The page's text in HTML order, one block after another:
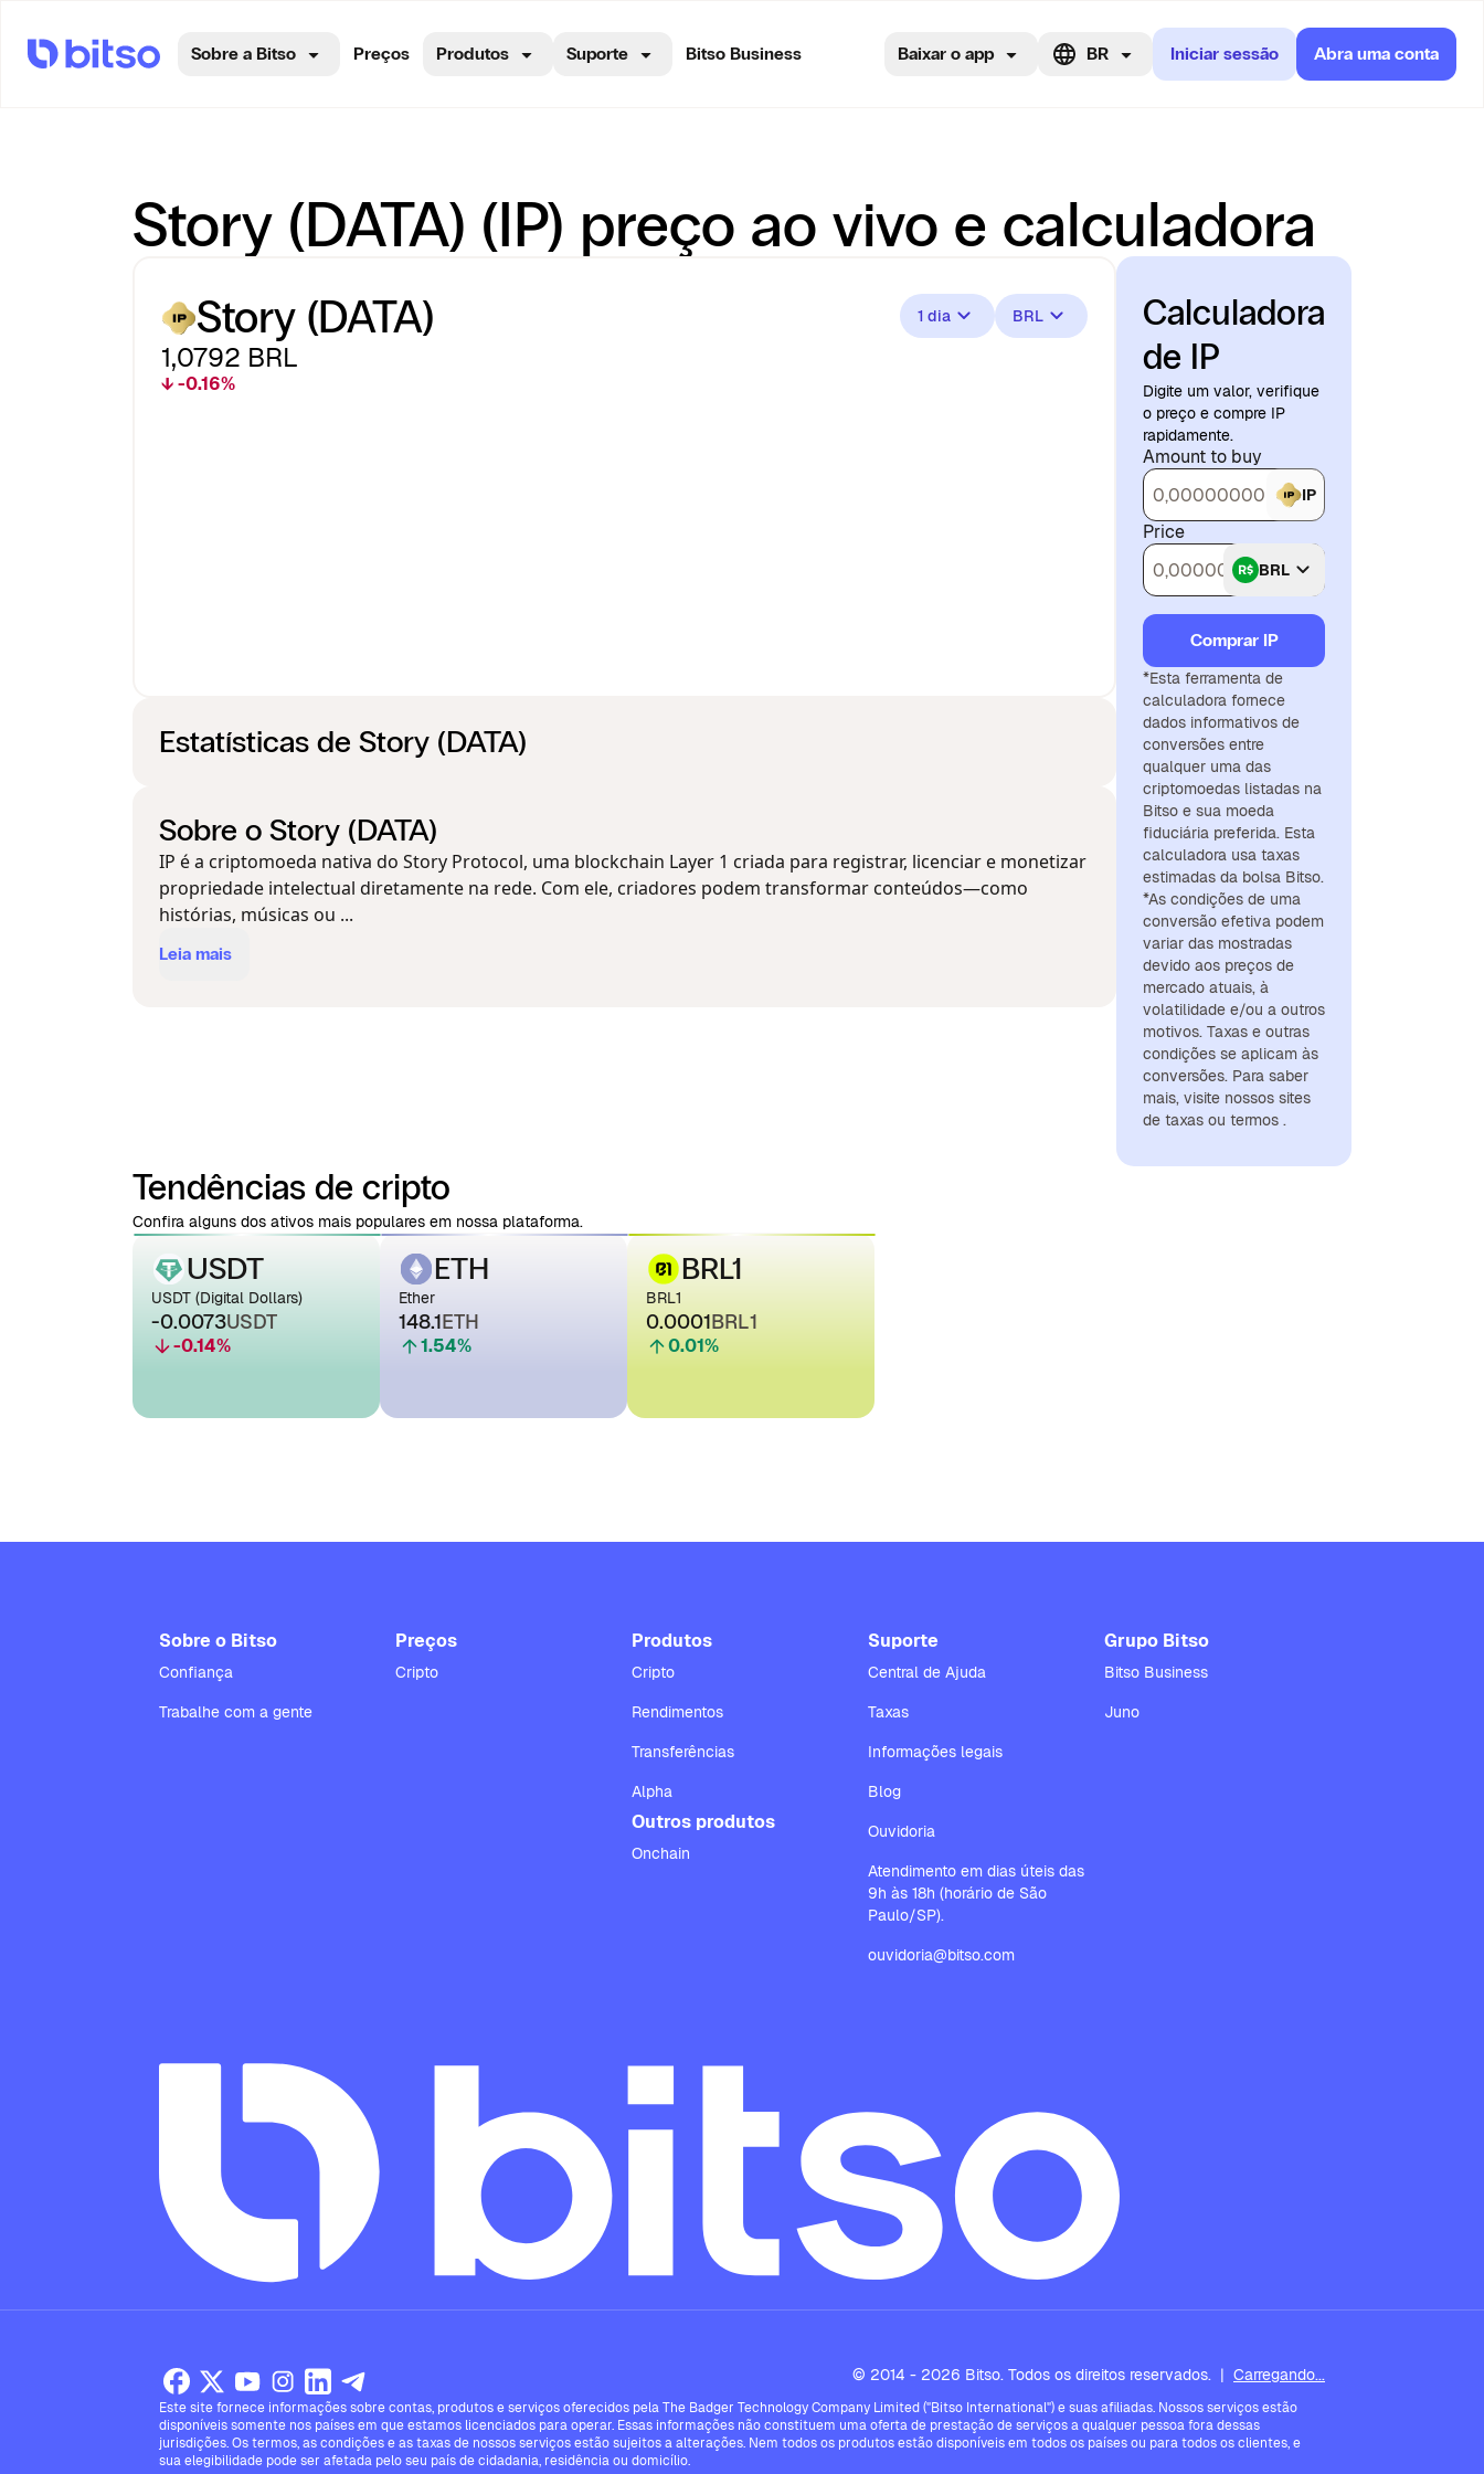
Sobre a Bitso Preços Produtos Suporte Bitso Business Baixar o app BR Iniciar sessão Abra uma conta
Story (DATA) (IP) preço ao vivo e calculadora
Story (DATA)
1,0792 BRL
↓ -0.16%
1 dia BRL
Estatísticas de Story (DATA)
Sobre o Story (DATA)
IP é a criptomoeda nativa do Story Protocol, uma blockchain Layer 1 criada para registrar, licenciar e monetizar
propriedade intelectual diretamente na rede. Com ele, criadores podem transformar conteúdos—como
histórias, músicas ou ...
Leia mais
Calculadora
de IP
Digite um valor, verifique
o preço e compre IP
rapidamente.
Amount to buy
IP
Price
BRL
Comprar IP
*Esta ferramenta de
calculadora fornece
dados informativos de
conversões entre
qualquer uma das
criptomoedas listadas na
Bitso e sua moeda
fiduciária preferida. Esta
calculadora usa taxas
estimadas da bolsa Bitso.
*As condições de uma
conversão efetiva podem
variar das mostradas
devido aos preços de
mercado atuais, à
volatilidade e/ou a outros
motivos. Taxas e outras
condições se aplicam às
conversões. Para saber
mais, visite nossos sites
de taxas ou termos .
Tendências de cripto
Confira alguns dos ativos mais populares em nossa plataforma.
USDT
USDT (Digital Dollars)
-0.0073USDT
-0.14%
ETH
Ether
148.1ETH
1.54%
BRL1
BRL1
0.0001BRL1
0.01%
Sobre o Bitso
Confiança
Trabalhe com a gente
Preços
Cripto
Produtos
Cripto
Rendimentos
Transferências
Alpha
Outros produtos
Onchain
Suporte
Central de Ajuda
Taxas
Informações legais
Blog
Ouvidoria
Atendimento em dias úteis das
9h às 18h (horário de São
Paulo/SP).
ouvidoria@bitso.com
Grupo Bitso
Bitso Business
Juno
© 2014 - 2026 Bitso. Todos os direitos reservados. | Carregando...
Este site fornece informações sobre contas, produtos e serviços oferecidos pela The Badger Technology Company Limited ("Bitso International") e suas afiliadas. Nossos serviços estão
disponíveis somente nos países em que estamos licenciados para operar. Essas informações não constituem uma oferta de prestação de serviços a qualquer pessoa fora dessas
jurisdições. Os termos, as condições e as taxas de nossos serviços estão sujeitos a alterações. Nem todos os produtos estão disponíveis em todos os países ou para todos os clientes, e
sua elegibilidade pode ser afetada pelo seu país de cidadania, residência ou domicílio.